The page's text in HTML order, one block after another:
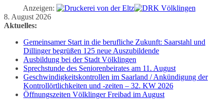
Anzeigen:
Zum
Inhalt
8. August 2026
Aktuelles:
Gemeinsamer Start in die berufliche Zukunft: Saarstahl und
Dillinger begrüßen 125 neue Auszubildende
Ausbildung bei der Stadt Völklingen
Sprechstunde des Seniorenbeirates am 11. August
Geschwindigkeitskontrollen im Saarland / Ankündigung der
Kontrollörtlichkeiten und -zeiten – 32. KW 2026
Öffnungszeiten Völklinger Freibad im August